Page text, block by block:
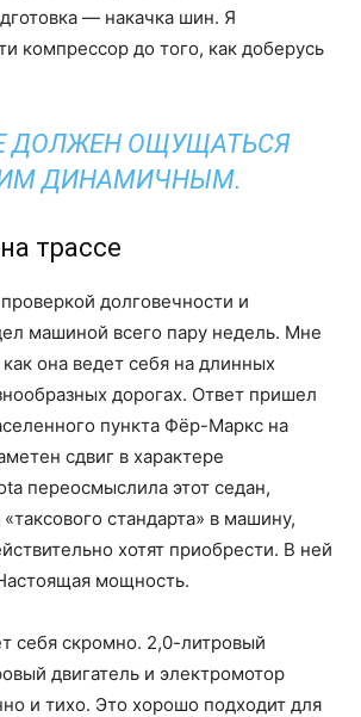
— накачка шин. Я
компрессор до того, как доберусь
ДОЛЖЕН ОЩУЩАТЬСЯ
ДИНАМИЧНЫМ.
трассе
долговечности и
машиной всего пару недель. Мне
она ведет себя на длинных
дорогах. Ответ пришел
пункта Фёр-Маркс на
сдвиг в характере
переосмыслила этот седан,
стандарта» в машину,
хотят приобрести. В ней
мощность.
себя скромно. 2,0-литровый
двигатель и электромотор
и тихо. Это хорошо подходит для